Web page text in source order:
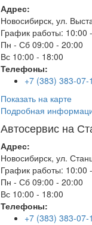
Адрес:
Новосибирск, ул.
График работы: 10:00
Пн - Сб 09:00 - 20:00
Вс 10:00 - 18:00
Телефоны:
+7 (383) 383-07-
Показать на карте
Подробная
Автосервис на
Адрес:
Новосибирск, ул.
График работы: 10:00
Пн - Сб 09:00 - 20:00
Вс 10:00 - 18:00
Телефоны:
+7 (383) 383-07-